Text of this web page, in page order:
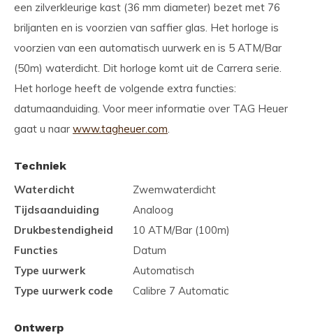
een zilverkleurige kast (36 mm diameter) bezet met 76
briljanten en is voorzien van saffier glas. Het horloge is
voorzien van een automatisch uurwerk en is 5 ATM/Bar
(50m) waterdicht. Dit horloge komt uit de Carrera serie.
Het horloge heeft de volgende extra functies:
datumaanduiding. Voor meer informatie over TAG Heuer
gaat u naar www.tagheuer.com.
Techniek
Waterdicht
Zwemwaterdicht
Tijdsaanduiding
Analoog
Drukbestendigheid
10 ATM/Bar (100m)
Functies
Datum
Type uurwerk
Automatisch
Type uurwerk code
Calibre 7 Automatic
Ontwerp